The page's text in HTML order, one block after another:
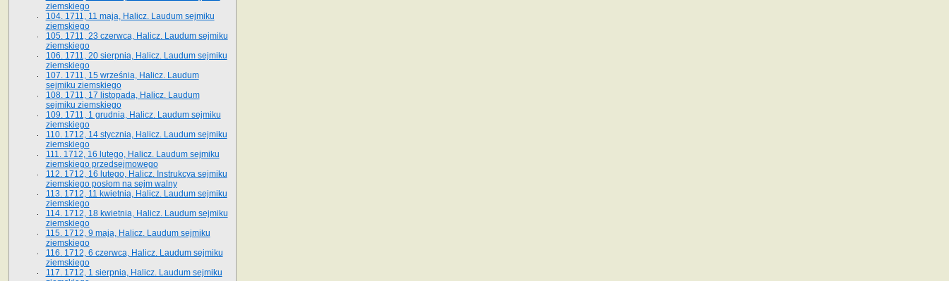
ziemskiego
104. 1711, 11 maja, Halicz. Laudum sejmiku
ziemskiego
105. 1711, 23 czerwca, Halicz. Laudum sejmiku
ziemskiego
106. 1711, 20 sierpnia, Halicz. Laudum sejmiku
ziemskiego
107. 1711, 15 września, Halicz. Laudum
sejmiku ziemskiego
108. 1711, 17 listopada, Halicz. Laudum
sejmiku ziemskiego
109. 1711, 1 grudnia, Halicz. Laudum sejmiku
ziemskiego
110. 1712, 14 stycznia, Halicz. Laudum sejmiku
ziemskiego
111. 1712, 16 lutego, Halicz. Laudum sejmiku
ziemskiego przedsejmowego
112. 1712, 16 lutego, Halicz. Instrukcya sejmiku
ziemskiego posłom na sejm walny
113. 1712, 11 kwietnia, Halicz. Laudum sejmiku
ziemskiego
114. 1712, 18 kwietnia, Halicz. Laudum sejmiku
ziemskiego
115. 1712, 9 maja, Halicz. Laudum sejmiku
ziemskiego
116. 1712, 6 czerwca, Halicz. Laudum sejmiku
ziemskiego
117. 1712, 1 sierpnia, Halicz. Laudum sejmiku